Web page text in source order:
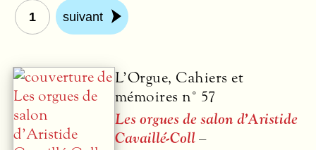
1 suivant
L’Orgue, Cahiers et
mémoires n° 57
Les orgues de salon d’Aristide
Cavaillé-Coll–